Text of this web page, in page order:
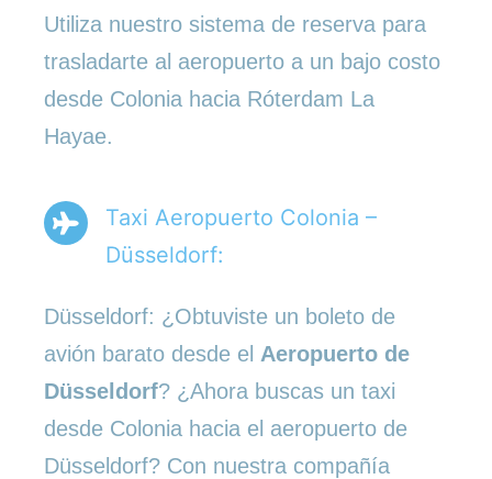
Utiliza nuestro sistema de reserva para
trasladarte al aeropuerto a un bajo costo
desde Colonia hacia Róterdam La
Hayae.
Taxi Aeropuerto Colonia –
Düsseldorf:
Düsseldorf: ¿Obtuviste un boleto de
avión barato desde el Aeropuerto de
Düsseldorf? ¿Ahora buscas un taxi
desde Colonia hacia el aeropuerto de
Düsseldorf? Con nuestra compañía